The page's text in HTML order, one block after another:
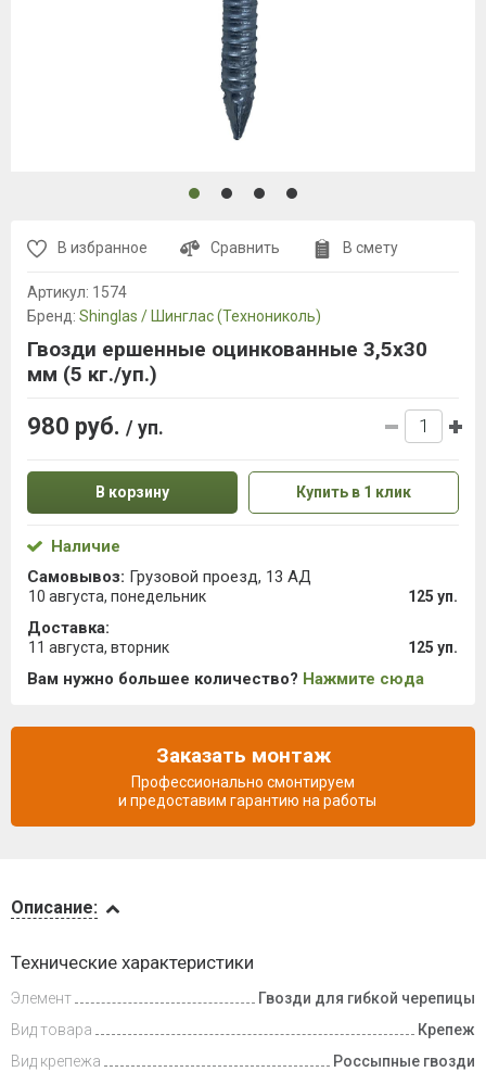
и оплата
Описание:
Технические характеристики
Элемент
Гвозди для гибкой черепицы
Вид товара
Крепеж
Вид крепежа
Россыпные гвозди
В избранное Сравнить В смету
Артикул: 1574
Бренд: Shinglas / Шинглас (Технониколь)
Гвозди ершенные оцинкованные 3,5х30
мм (5 кг./уп.)
980 руб. / уп.
В корзину Купить в 1 клик
Наличие
Самовывоз: Грузовой проезд, 13 АД
10 августа, понедельник 125 уп.
Доставка:
11 августа, вторник 125 уп.
Вам нужно большее количество? Нажмите сюда
Заказать монтаж
Профессионально смонтируем
и предоставим гарантию на работы